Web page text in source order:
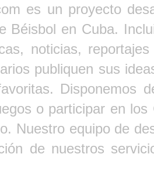
es un proyecto
Béisbol en Cuba.
noticias,
publiquen sus
Disponemos
o participar en
Nuestro equipo de
de nuestros